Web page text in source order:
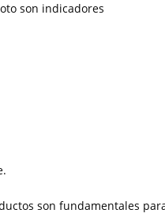
son indicadores
son fundamentales